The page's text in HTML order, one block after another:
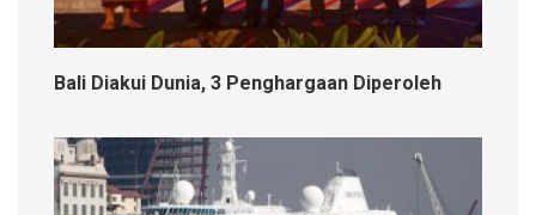
Bali Diakui Dunia, 3 Penghargaan Diperoleh